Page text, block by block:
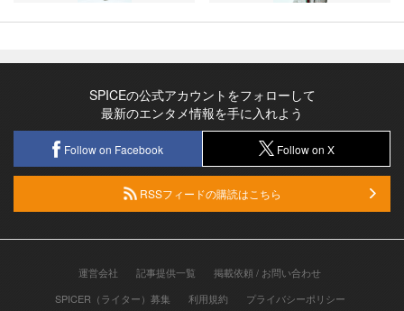
SPICEの公式アカウントをフォローして
最新のエンタメ情報を手に入れよう
Follow on Facebook Follow on X
RSSフィードの購読はこちら
運営会社 記事提供一覧
掲載依頼 / お問い合わせ
SPICER（ライター）募集
利用規約 プライバシーポリシー